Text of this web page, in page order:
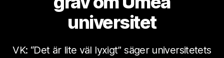
universitet
VK: “Det är lite väl lyxigt” säger universitetets